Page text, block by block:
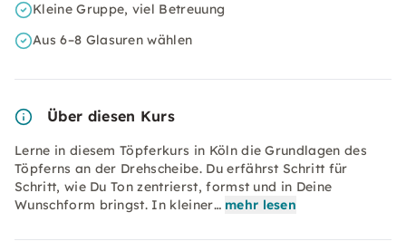
Kleine Gruppe, viel Betreuung
Aus 6–8 Glasuren wählen
Über diesen Kurs
Lerne in diesem Töpferkurs in Köln die Grundlagen des
Töpferns an der Drehscheibe. Du erfährst Schritt für
Schritt, wie Du Ton zentrierst, formst und in Deine
Wunschform bringst. In kleiner… mehr lesen